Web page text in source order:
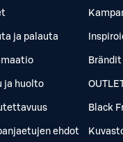
ja palauta
ja huolto
ehdot
Brändit
Black